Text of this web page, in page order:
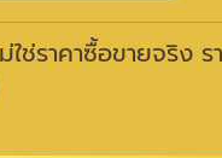
ใช่ราคาซื้อขายจริ